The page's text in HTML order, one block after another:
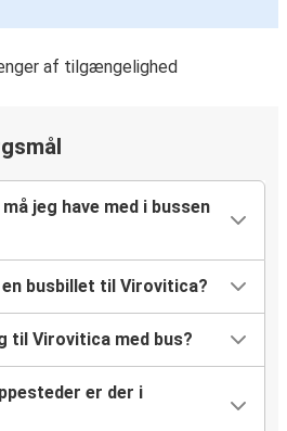
af tilgængelighed
jeg have med i bussen
busbillet til Virovitica?
til Virovitica med bus?
er der i